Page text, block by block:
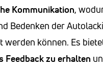
Kommunikation,
Bedenken der
werden können. Es
Feedback zu erhalten